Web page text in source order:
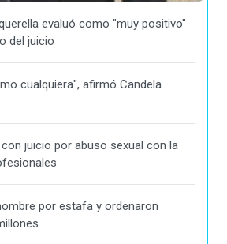
evaluó como "muy positivo"
del juicio
cualquiera", afirmó Candela
juicio por abuso sexual con la
por estafa y ordenaron